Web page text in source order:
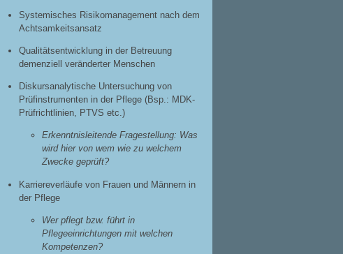
Systemisches Risikomanagement nach dem
Achtsamkeitsansatz
Qualitätsentwicklung in der Betreuung
demenziell veränderter Menschen
Diskursanalytische Untersuchung von
Prüfinstrumenten in der Pflege (Bsp.: MDK-
Prüfrichtlinien, PTVS etc.)
Erkenntnisleitende Fragestellung: Was
wird hier von wem wie zu welchem
Zwecke geprüft?
Karriereverläufe von Frauen und Männern in
der Pflege
Wer pflegt bzw. führt in
Pflegeeinrichtungen mit welchen
Kompetenzen?